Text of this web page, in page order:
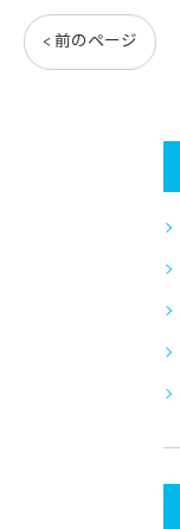
< 前のページ